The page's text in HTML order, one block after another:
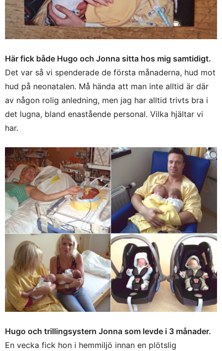
Här fick både Hugo och Jonna sitta hos mig samtidigt.
Det var så vi spenderade de första månaderna, hud mot
hud på neonatalen. Må hända att man inte alltid är där
av någon rolig anledning, men jag har alltid trivts bra i
det lugna, bland enastående personal. Vilka hjältar vi
har.
Hugo och trillingsystern Jonna som levde i 3 månader.
En vecka fick hon i hemmiljö innan en plötslig